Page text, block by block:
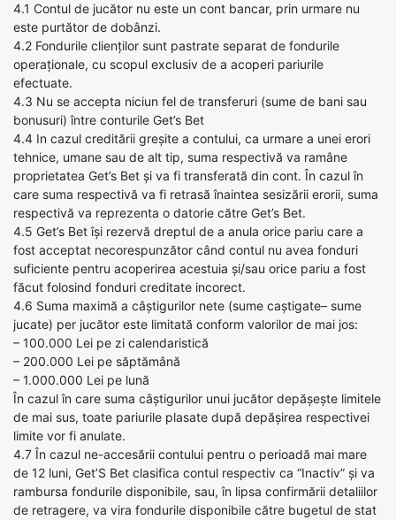
4.1 Contul de jucător nu este un cont bancar, prin urmare nu
este purtător de dobânzi.
4.2 Fondurile clienților sunt pastrate separat de fondurile
operaționale, cu scopul exclusiv de a acoperi pariurile
efectuate.
4.3 Nu se accepta niciun fel de transferuri (sume de bani sau
bonusuri) între conturile Get’s Bet
4.4 In cazul creditării greșite a contului, ca urmare a unei erori
tehnice, umane sau de alt tip, suma respectivă va ramâne
proprietatea Get’s Bet și va fi transferată din cont. În cazul în
care suma respectivă va fi retrasă înaintea sesizării erorii, suma
respectivă va reprezenta o datorie către Get’s Bet.
4.5 Get’s Bet își rezervă dreptul de a anula orice pariu care a
fost acceptat necorespunzător când contul nu avea fonduri
suficiente pentru acoperirea acestuia și/sau orice pariu a fost
făcut folosind fonduri creditate incorect.
4.6 Suma maximă a câștigurilor nete (sume caștigate– sume
jucate) per jucător este limitată conform valorilor de mai jos:
– 100.000 Lei pe zi calendaristică
– 200.000 Lei pe săptămână
– 1.000.000 Lei pe lună
În cazul în care suma câștigurilor unui jucător depășește limitele
de mai sus, toate pariurile plasate după depășirea respectivei
limite vor fi anulate.
4.7 În cazul ne-accesării contului pentru o perioadă mai mare
de 12 luni, Get’S Bet clasifica contul respectiv ca “Inactiv” și va
rambursa fondurile disponibile, sau, în lipsa confirmării detaliilor
de retragere, va vira fondurile disponibile către bugetul de stat